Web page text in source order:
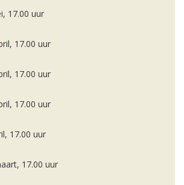
17.00 uur
17.00 uur
17.00 uur
17.00 uur
17.00 uur
17.00 uur